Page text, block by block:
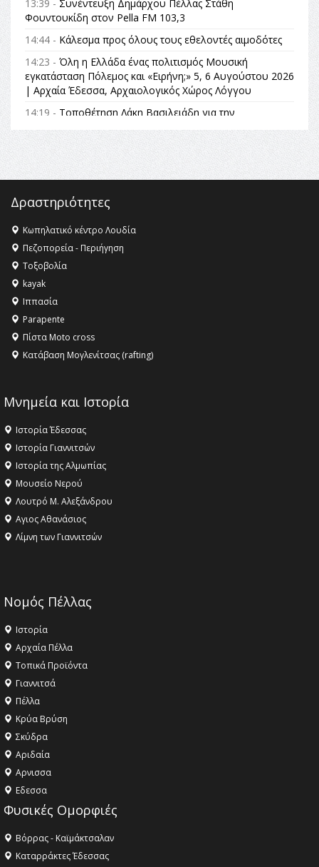
13:39 - Συνέντευξη Δημάρχου Πέλλας Στάθη
Φουντουκίδη στον Pella FM 103,3
14:44 - Κάλεσμα προς όλους τους εθελοντές αιμοδότες
14:23 - Όλη η Ελλάδα ένας πολιτισμός Μουσική
εγκατάσταση Πόλεμος και «Ειρήνη;» 5, 6 Αυγούστου 2026
| Αρχαία Έδεσσα, Αρχαιολογικός Χώρος Λόγγου
14:19 - Τοποθέτηση Λάκη Βασιλειάδη για την
Αναθεώρηση του Συντάγματος: «Σε τέτοιες κορυφαίες
θεσμικές διαδικασίες υπάρχει μόνο η ευθύνη απέναντι
στις επόμενες γενιές»
16:35 -Το πρόγραμμα του ΠΑΟΚ στον δεύτερο γύρο του
16:27 - Όλυμπος: Εντάχθηκε στον Κατάλογο Παγκόσμιας
Κληρονομιάς της UNESCO – Ομόφωνη η απόφαση Ο
Όλυμπος αναγνωρίστηκε ως φυσικό και πολιτιστικό
αγαθό εξέχουσας οικουμενικής αξίας για την
ανθρωπότητα
16:18 -
ΣΤΗΝ ΕΔΕΣΣΑ
Δραστηριότητες
Κωπηλατικό κέντρο Λουδία
Πεζοπορεία - Περιήγηση
Τοξοβολία
kayak
Ιππασία
Parapente
Πίστα Moto cross
Κατάβαση Μογλενίτσας (rafting)
Μνημεία και Ιστορία
Ιστορία Έδεσσας
Ιστορία Γιαννιτσών
Ιστορία της Αλμωπίας
Μουσείο Νερού
Λουτρό Μ. Αλεξάνδρου
Αγιος Αθανάσιος
Λίμνη των Γιαννιτσών
Νομός Πέλλας
Ιστορία
Αρχαία Πέλλα
Τοπικά Προϊόντα
Γιαννιτσά
Πέλλα
Κρύα Βρύση
Σκύδρα
Αριδαία
Aρνισσα
Eδεσσα
Φυσικές Ομορφιές
Βόρρας - Καϊμάκτσαλαν
Καταρράκτες Έδεσσας